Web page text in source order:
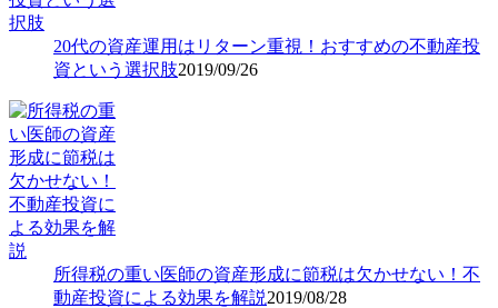
20代の資産運用はリターン重視！おすすめの不動産投
資という選択肢2019/09/26
所得税の重い医師の資産形成に節税は欠かせない！不
動産投資による効果を解説2019/08/28